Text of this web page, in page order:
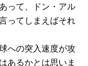
って、ドン・アル
ってしまえばそれ
への突入速度が攻
あるかとは思いま